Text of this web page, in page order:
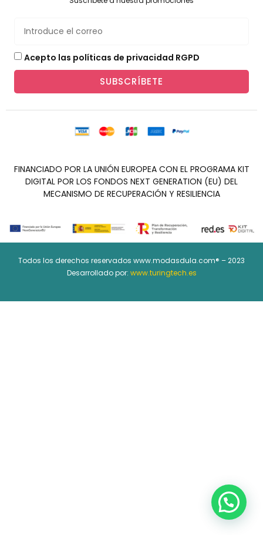
Acepto las políticas de privacidad RGPD
SUBSCRÍBETE
FINANCIADO POR LA UNIÓN EUROPEA CON EL PROGRAMA KIT
DIGITAL POR LOS FONDOS NEXT GENERATION (EU) DEL
MECANISMO DE RECUPERACIÓN Y RESILIENCIA
Todos los derechos reservados www.modasdula.com® – 2023
Desarrollado por: www.turingtech.es